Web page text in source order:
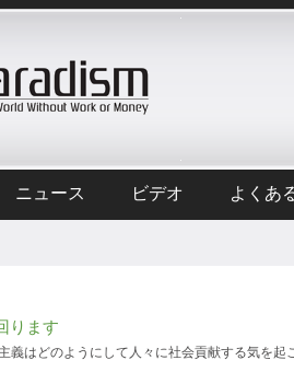
ニュース ビデオ よくあ
ります
義はどのようにして人々に社会貢献する気を起